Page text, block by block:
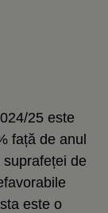
25 este
față de anul
de
este o